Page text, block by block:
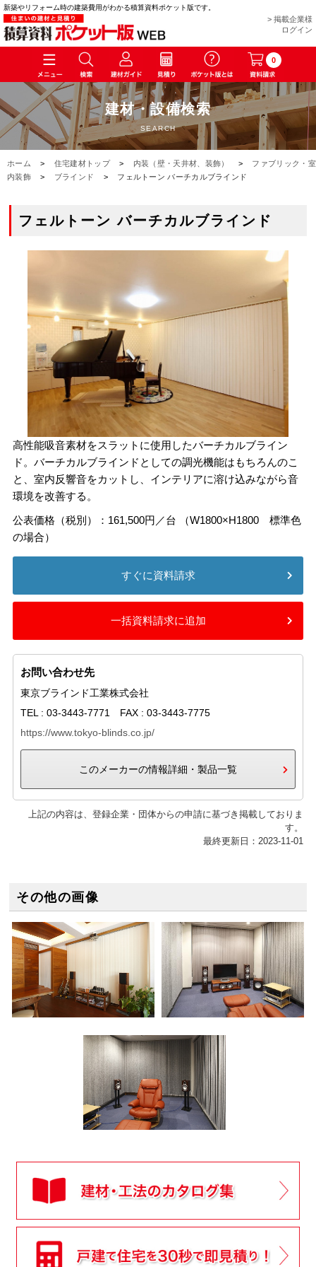
新築やリフォーム時の建築費用がわかる積算資料ポケット版です。
> 掲載企業様
ログイン
0
建材・設備検索
SEARCH
ホーム > 住宅建材トップ > 内装（壁・天井材、装飾） >
ファブリック・室
内装飾
> ブラインド > フェルトーン バーチカルブラインド
フェルトーン バーチカルブラインド
高性能吸音素材をスラットに使用したバーチカルブライン
ド。バーチカルブラインドとしての調光機能はもちろんのこ
と、室内反響音をカットし、インテリアに溶け込みながら音
環境を改善する。
公表価格（税別）：161,500円／台 （W1800×H1800 標準色
の場合）
すぐに資料請求
一括資料請求に追加
お問い合わせ先
東京ブラインド工業株式会社
TEL : 03-3443-7771 FAX : 03-3443-7775
https://www.tokyo-blinds.co.jp/
このメーカーの情報詳細・製品一覧
上記の内容は、登録企業・団体からの申請に基づき掲載しておりま
す。
最終更新日：2023-11-01
その他の画像